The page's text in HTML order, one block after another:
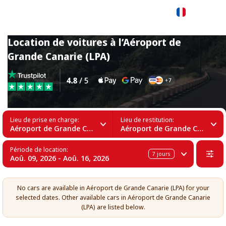
Location de voitures à l’Aéroport de
Grande Canarie (LPA)
Lieu de prise en charge:
Aéroport de Grande Canarie (LPA)
Lieu de restitution:
Aéroport de Grande Canarie (LPA)
Période de location:
Aoû. 09, 2026 - Aoû. 16, 2026 7 jours
No cars are available in Aéroport de Grande Canarie (LPA) for your
selected dates. Other available cars in Aéroport de Grande Canarie
(LPA) are listed below.